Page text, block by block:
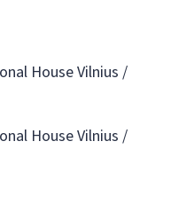
House Vilnius /
House Vilnius /